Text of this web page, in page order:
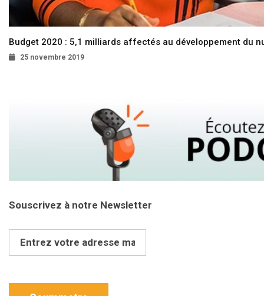
Budget 2020 : 5,1 milliards affectés au développement du
25 novembre 2019
Souscrivez à notre Newsletter